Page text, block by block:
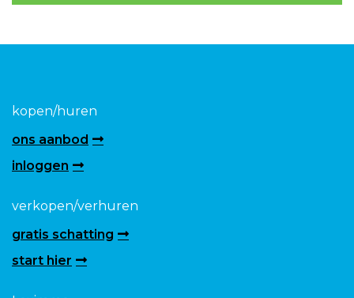
kopen/huren
ons aanbod
inloggen
verkopen/verhuren
gratis schatting
start hier